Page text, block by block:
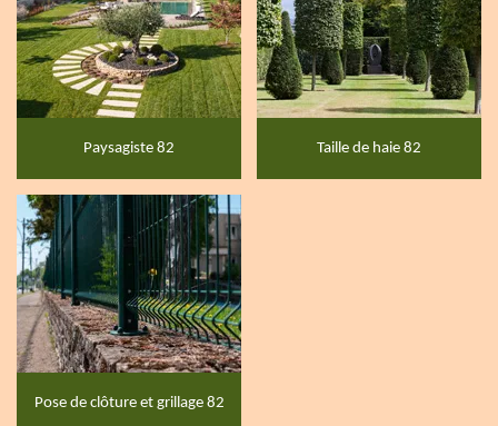
Paysagiste 82 Taille de haie 82
Pose de clôture et grillage 82